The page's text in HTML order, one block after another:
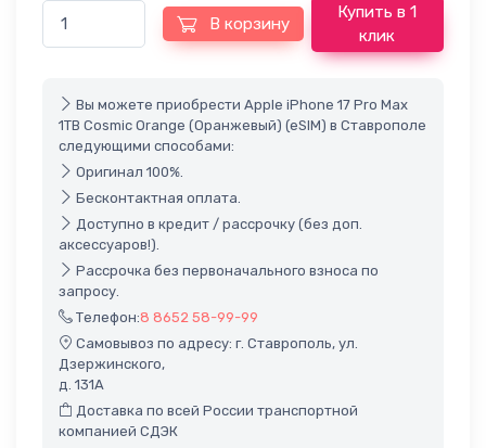
В корзину
Купить в 1
клик
Вы можете приобрести Apple iPhone 17 Pro Max
1TB Cosmic Orange (Оранжевый) (eSIM) в Ставрополе
следующими способами:
Оригинал 100%.
Бесконтактная оплата.
Доступно в кредит / рассрочку (без доп.
аксессуаров!).
Рассрочка без первоначального взноса по
запросу.
Телефон:8 8652 58-99-99
Самовывоз по адресу: г. Ставрополь, ул.
Дзержинского,
д. 131А
Доставка по всей России транспортной
компанией СДЭК